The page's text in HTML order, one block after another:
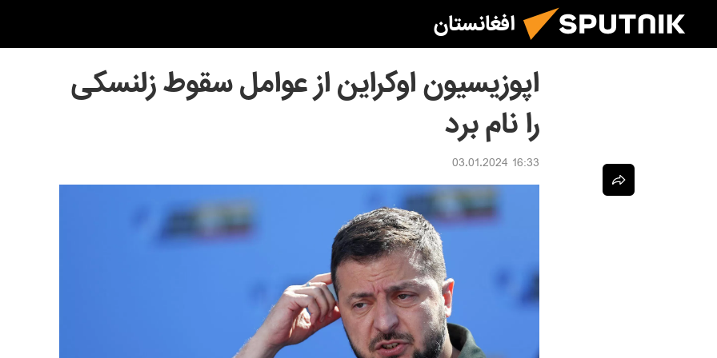
افغانستان
اپوزیسیون اوکراین از عوامل سقوط زلنسکی
را نام برد
16:33 03.01.2024